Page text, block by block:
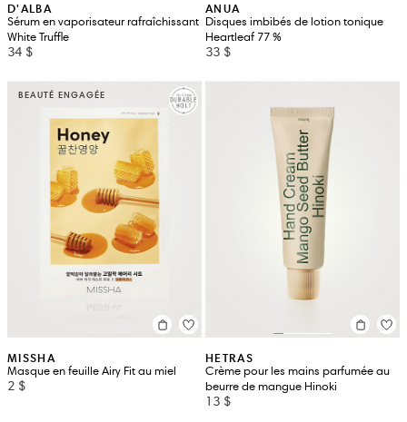
D'ALBA
Sérum en vaporisateur rafraîchissant
White Truffle
34 $
ANUA
Disques imbibés de lotion tonique
Heartleaf 77 %
33 $
BEAUTÉ ENGAGÉE
MISSHA
Masque en feuille Airy Fit au miel
2 $
HETRAS
Crème pour les mains parfumée au
beurre de mangue Hinoki
13 $